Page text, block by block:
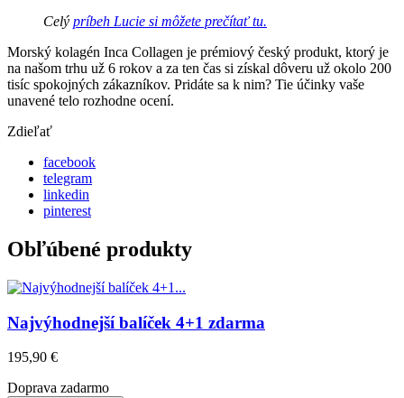
Celý príbeh Lucie si môžete prečítať tu.
Morský kolagén Inca Collagen je prémiový český produkt, ktorý je
na našom trhu už 6 rokov a za ten čas si získal dôveru už okolo 200
tisíc spokojných zákazníkov. Pridáte sa k nim? Tie účinky vaše
unavené telo rozhodne ocení.
Zdieľať
facebook
telegram
linkedin
pinterest
Obľúbené produkty
Najvýhodnejší balíček 4+1 zdarma
195,90 €
Doprava zadarmo